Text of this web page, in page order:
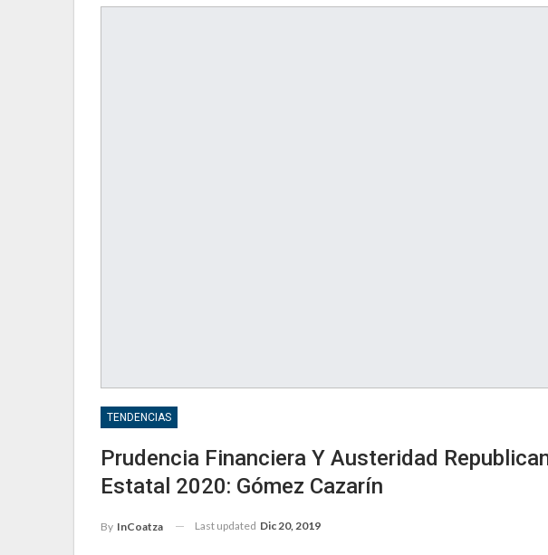
TENDENCIAS
Prudencia Financiera Y Austeridad
Estatal 2020: Gómez Cazarín
By InCoatza Last updated Dic 20, 2019